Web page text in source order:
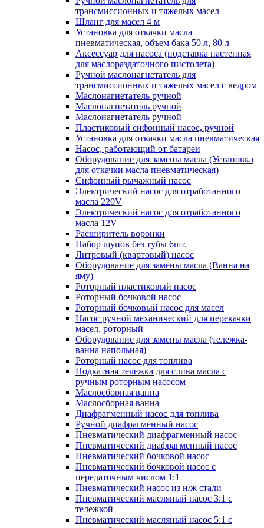
трансмиссионных и тяжелых масел
Шланг для масел 4 м
Установка для откачки масла
пневматическая, объем бака 50 л, 80 л
Аксессуар для насоса (подставка настенная
для маслораздаточного пистолета)
Ручной маслонагнетатель для
трансмиссионных и тяжелых масел с ведром
Маслонагнетатель ручной
Маслонагнетатель ручной
Маслонагнетатель ручной
Пластиковый сифонный насос, ручной
Установка для откачки масла пневматическая
Насос, работающий от батареи
Оборудование для замены масла (Установка
для откачки масла пневматическая)
Сифонный рычажный насос
Электрический насос для отработанного
масла 220V
Электрический насос для отработанного
масла 12V
Расширитель воронки
Набор щупов без тубы 6шт.
Литровый (квартовый) насос
Оборудование для замены масла (Ванна на
яму)
Роторный пластиковый насос
Роторный бочковой насос
Роторный бочковый насос для масел
Насос ручной механический для перекачки
масел, роторный
Оборудование для замены масла (тележка-
ванна напольная)
Роторный насос для топлива
Подкатная тележка для слива масла с
ручным роторным насосом
Маслосборная ванна
Маслосборная ванна
Диафрагменный насос для топлива
Ручной диафрагменный насос
Пневматический диафрагменный насос
Пневматический диафрагменный насос
Пневматический бочковой насос
Пневматический бочковой насос с
передаточным числом 1:1
Пневматический насос из н/ж стали
Пневматический масляный насос 3:1 с
тележкой
Пневматический масляный насос 5:1 с